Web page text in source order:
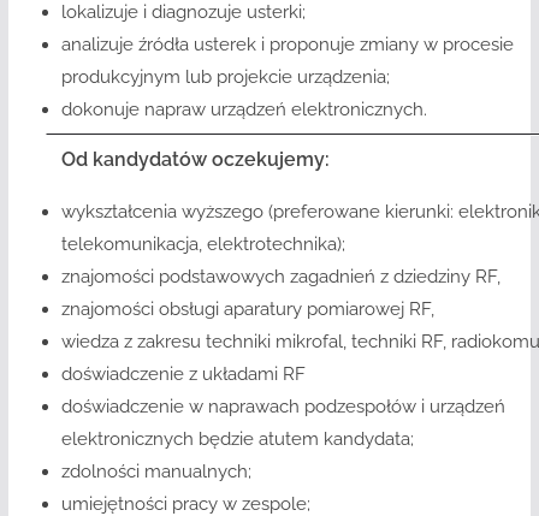
lokalizuje i diagnozuje usterki;
analizuje źródła usterek i proponuje zmiany w procesie
produkcyjnym lub projekcie urządzenia;
dokonuje napraw urządzeń elektronicznych.
Od kandydatów oczekujemy:
wykształcenia wyższego (preferowane kierunki:
telekomunikacja, elektrotechnika);
znajomości podstawowych zagadnień z dziedziny RF,
znajomości obsługi aparatury pomiarowej RF,
wiedza z zakresu techniki mikrofal, techniki RF,
doświadczenie z układami RF
doświadczenie w naprawach podzespołów i urządzeń
elektronicznych będzie atutem kandydata;
zdolności manualnych;
umiejętności pracy w zespole;